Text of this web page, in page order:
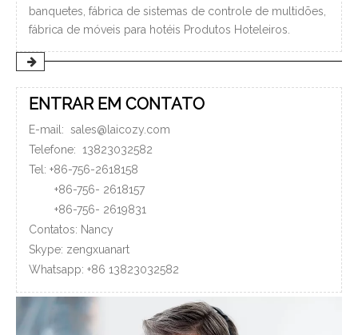
banquetes, fábrica de sistemas de controle de multidões,
fábrica de móveis para hotéis Produtos Hoteleiros.
ENTRAR EM CONTATO
E-mail: sales@laicozy.com
Telefone: 13823032582
Tel: +86-756-2618158
+86-756- 2618157
+86-756- 2619831
Contatos: Nancy
Skype: zengxuanart
Whatsapp: +86 13823032582